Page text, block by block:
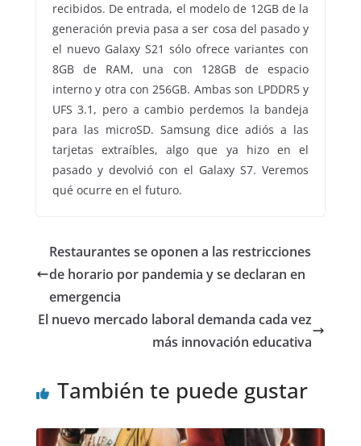
recibidos. De entrada, el modelo de 12GB de la
generación previa pasa a ser cosa del pasado y
el nuevo Galaxy S21 sólo ofrece variantes con
8GB de RAM, una con 128GB de espacio
interno y otra con 256GB. Ambas son LPDDR5 y
UFS 3.1, pero a cambio perdemos la bandeja
para las microSD. Samsung dice adiós a las
tarjetas extraíbles, algo que ya hizo en el
pasado y devolvió con el Galaxy S7. Veremos
qué ocurre en el futuro.
Restaurantes se oponen a las restricciones
de horario por pandemia y se declaran en
emergencia
El nuevo mercado laboral demanda cada vez
más innovación educativa
También te puede gustar